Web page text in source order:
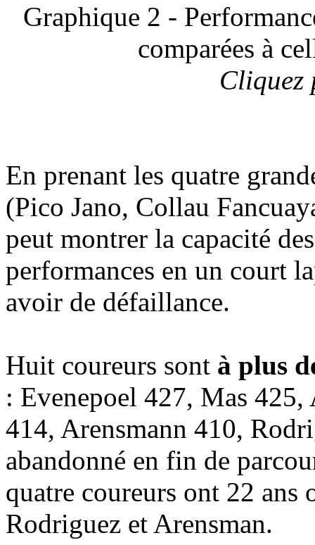
Graphique 2 -
comparées à
En prenant les quatre
(Pico Jano, Collau
peut montrer la capacité
performances en un court
avoir de défaillance.
Huit coureurs sont à plus
: Evenepoel 427, Mas
414, Arensmann 410,
abandonné en fin de
quatre coureurs ont 22 ans
Rodriguez et Arensman.